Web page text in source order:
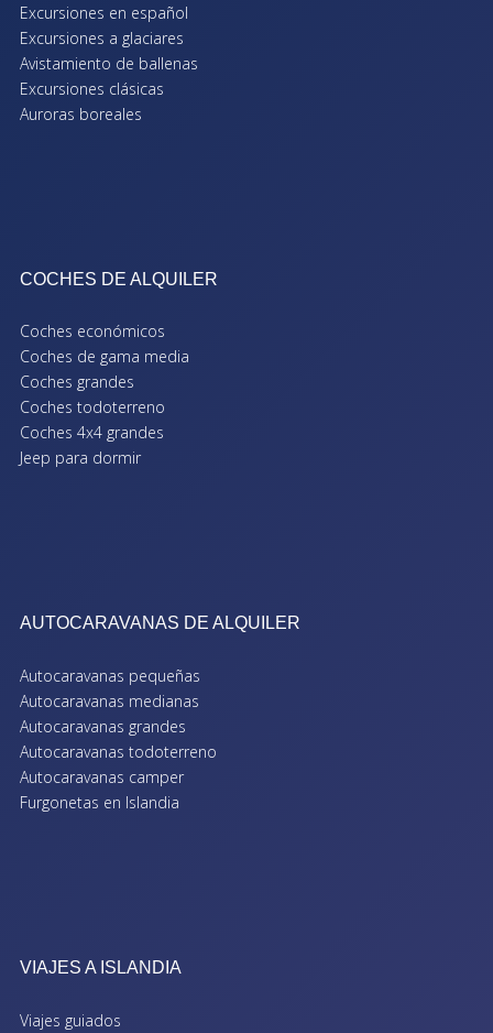
Excursiones en español
Excursiones a glaciares
Avistamiento de ballenas
Excursiones clásicas
Auroras boreales
COCHES DE ALQUILER
Coches económicos
Coches de gama media
Coches grandes
Coches todoterreno
Coches 4x4 grandes
Jeep para dormir
AUTOCARAVANAS DE ALQUILER
Autocaravanas pequeñas
Autocaravanas medianas
Autocaravanas grandes
Autocaravanas todoterreno
Autocaravanas camper
Furgonetas en Islandia
VIAJES A ISLANDIA
Viajes guiados